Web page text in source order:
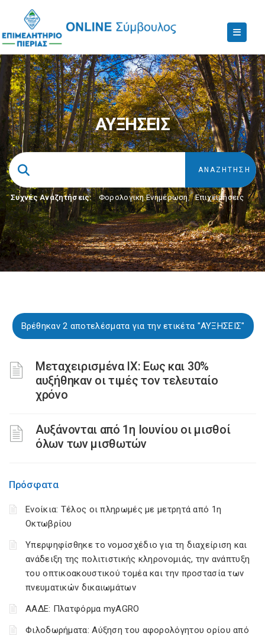
ΑΥΞΗΣΕΙΣ
Συχνές Αναζητήσεις: Φορολογικη Ενημέρωση, Επιχειρήσεις
Βρέθηκαν 2 αποτελέσματα για την ετικέτα "ΑΥΞΗΣΕΙΣ"
Μεταχειρισμένα ΙΧ: Εως και 30%
αυξήθηκαν οι τιμές τον τελευταίο
χρόνο
Αυξάνονται από 1η Ιουνίου οι μισθοί
όλων των μισθωτών
Πρόσφατα
Ενοίκια: Τέλος οι πληρωμές με μετρητά από 1η
Οκτωβρίου
Υπερψηφίσθηκε το νομοσχέδιο για τη διαχείριση και
ανάδειξη της πολιτιστικής κληρονομιάς, την ανάπτυξη
του οπτικοακουστικού τομέα και την προστασία των
πνευματικών δικαιωμάτων
ΑΑΔΕ: Πλατφόρμα myAGRO
Φιλοδωρήματα: Αύξηση του αφορολόγητου ορίου από